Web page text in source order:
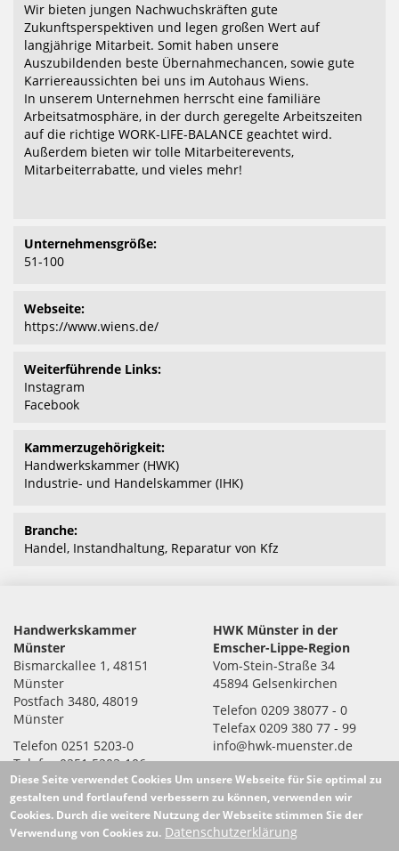
Wir bieten jungen Nachwuchskräften gute
Zukunftsperspektiven und legen großen Wert auf
langjährige Mitarbeit. Somit haben unsere
Auszubildenden beste Übernahmechancen, sowie gute
Karriereaussichten bei uns im Autohaus Wiens.
In unserem Unternehmen herrscht eine familiäre
Arbeitsatmosphäre, in der durch geregelte Arbeitszeiten
auf die richtige WORK-LIFE-BALANCE geachtet wird.
Außerdem bieten wir tolle Mitarbeiterevents,
Mitarbeiterrabatte, und vieles mehr!
Unternehmensgröße:
51-100
Webseite:
https://www.wiens.de/
Weiterführende Links:
Instagram
Facebook
Kammerzugehörigkeit:
Handwerkskammer (HWK)
Industrie- und Handelskammer (IHK)
Branche:
Handel, Instandhaltung, Reparatur von Kfz
Handwerkskammer
Münster
Bismarckallee 1, 48151
Münster
Postfach 3480, 48019
Münster
Telefon 0251 5203-0
Telefax 0251 5203-106
info@hwk-muenster.de
www.hwk-muenster.de
HWK Münster in der
Emscher-Lippe-Region
Vom-Stein-Straße 34
45894 Gelsenkirchen
Telefon 0209 38077 - 0
Telefax 0209 380 77 - 99
info@hwk-muenster.de
Startseite
Über uns
Impressum
Presse & Medien
Kontakt
Diese Seite verwendet Cookies Um unsere Webseite für Sie optimal zu
gestalten und fortlaufend verbessern zu können, verwenden wir
Cookies. Durch die weitere Nutzung der Webseite stimmen Sie der
Verwendung von Cookies zu. Datenschutzerklärung